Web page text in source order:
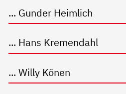
... Gunder Heimlich
... Hans Kremendahl
... Willy Könen